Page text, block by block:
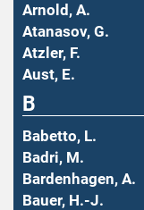
Arnold, A.
Atanasov, G.
Atzler, F.
Aust, E.
B
Babetto, L.
Badri, M.
Bardenhagen, A.
Bauer, H.-J.